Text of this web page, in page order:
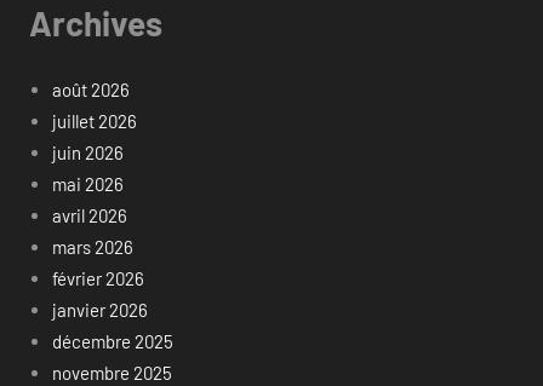
Archives
août 2026
juillet 2026
juin 2026
mai 2026
avril 2026
mars 2026
février 2026
janvier 2026
décembre 2025
novembre 2025